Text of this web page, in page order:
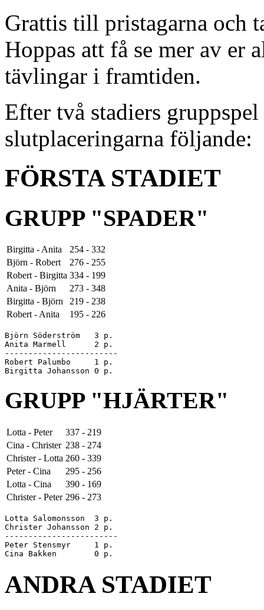
Grattis till pristagarna och
Hoppas att få se mer av er
tävlingar i framtiden.
Efter två stadiers
slutplaceringarna följande:
FÖRSTA STADIET
GRUPP "SPADER"
Birgitta - Anita
254 - 332
Björn - Robert
276 - 255
Robert - Birgitta 334 - 199
Anita - Björn
273 - 348
Birgitta - Björn
219 - 238
Robert - Anita
195 - 226
Björn Söderström   3 p.
Anita Marmell      2 p.
------------------------
Robert Palumbo     1 p.
GRUPP "HJÄRTER"
Lotta - Peter
337 - 219
Cina - Christer 238 - 274
Christer - Lotta 260 - 339
Peter - Cina
295 - 256
Lotta - Cina
390 - 169
Christer - Peter 296 - 273
Lotta Salomonsson  3 p.
Christer Johansson 2 p.
------------------------
Peter Stensmyr     1 p.
ANDRA STADIET